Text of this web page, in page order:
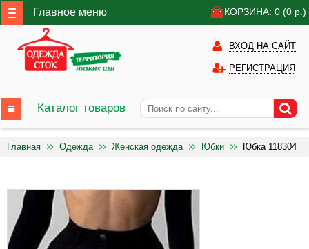
Главное меню КОРЗИНА: 0 (0 р.)
ВХОД НА САЙТ
РЕГИСТРАЦИЯ
Каталог товаров
Главная Одежда Женская одежда Юбки Юбка 118304